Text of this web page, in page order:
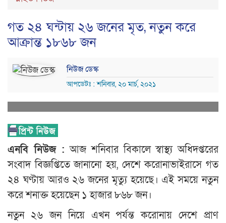
গত ২৪ ঘন্টায় ২৬ জনের মৃত, নতুন করে
আক্রান্ত ১৮৬৮ জন
নিউজ ডেস্ক
আপডেটঃ : শনিবার, ২০ মার্চ, ২০২১
এনবি নিউজ : আজ শনিবার বিকালে স্বাস্থ্য অধিদপ্তরের
সংবাদ বিজ্ঞপ্তিতে জানানো হয়, দেশে করোনাভাইরাসে গত
২৪ ঘণ্টায় আরও ২৬ জনের মৃত্যু হয়েছে। এই সময়ে নতুন
করে শনাক্ত হয়েছেন ১ হাজার ৮৬৮ জন।
নতুন ২৬ জন নিয়ে এখন পর্যন্ত করোনায় দেশে প্রাণ